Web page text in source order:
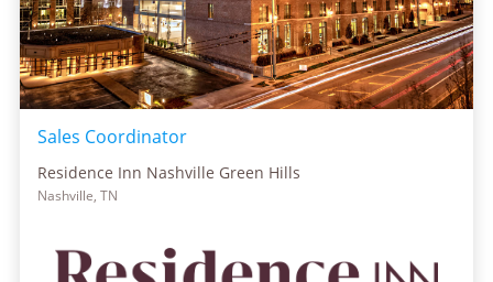
Sales Coordinator
Residence Inn Nashville Green Hills
Nashville, TN